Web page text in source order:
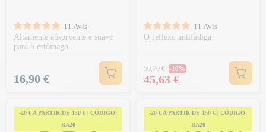
11 Avis
Altamente absorvente e suave
para o estômago
Preço
16,90 €
11 Avis
O reflexo antifadiga
Preço normal
50,70 € -10%
Preço
45,63 €
-20 € A PARTIR DE 150 € | CÓDIGO:
BA20
-20 € A PARTIR DE 150 € | CÓDIGO:
BA20